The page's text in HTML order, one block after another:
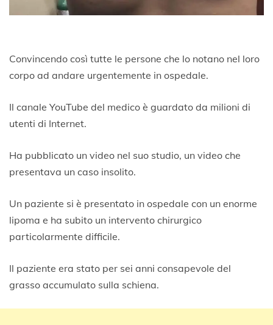
Convincendo così tutte le persone che lo notano nel loro
corpo ad andare urgentemente in ospedale.
Il canale YouTube del medico è guardato da milioni di
utenti di Internet.
Ha pubblicato un video nel suo studio, un video che
presentava un caso insolito.
Un paziente si è presentato in ospedale con un enorme
lipoma e ha subito un intervento chirurgico
particolarmente difficile.
Il paziente era stato per sei anni consapevole del
grasso accumulato sulla schiena.